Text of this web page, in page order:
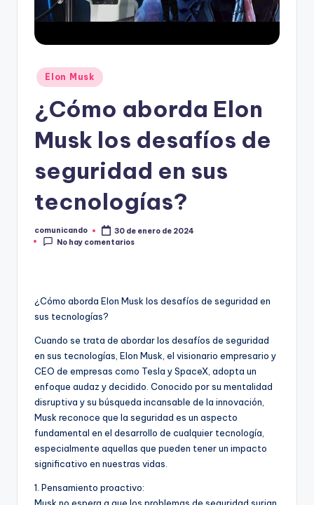
Publicado
en
Elon Musk
¿Cómo aborda Elon
Musk los desafíos de
seguridad en sus
tecnologías?
Publicado
por
comunicando
30 de enero de 2024
No hay comentarios
¿Cómo aborda Elon Musk los desafíos de seguridad en
sus tecnologías?
Cuando se trata de abordar los desafíos de seguridad
en sus tecnologías, Elon Musk, el visionario empresario y
CEO de empresas como Tesla y SpaceX, adopta un
enfoque audaz y decidido. Conocido por su mentalidad
disruptiva y su búsqueda incansable de la innovación,
Musk reconoce que la seguridad es un aspecto
fundamental en el desarrollo de cualquier tecnología,
especialmente aquellas que pueden tener un impacto
significativo en nuestras vidas.
1. Pensamiento proactivo:
Musk no espera a que los problemas de seguridad surjan,